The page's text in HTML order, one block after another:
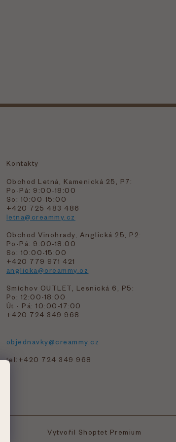
Kontakty
Obchod Letná, Kamenická 25, P7:
Po-Pá: 9:00-18:00
So: 10:00-15:00
+420 725 483 486
letna@creammy.cz
Obchod Vinohrady, Anglická 25, P2:
Po-Pá: 9:00-18:00
So: 10:00-15:00
+420 779 971 421
anglicka@creammy.cz
Smíchov OUTLET, Lesnická 6, P5:
Po: 12:00-18:00
Út - Pá: 10:00-17:00
+420 724 349 968
objednavky@creammy.cz
tel:+420 724 349 968
Vytvořil Shoptet Premium